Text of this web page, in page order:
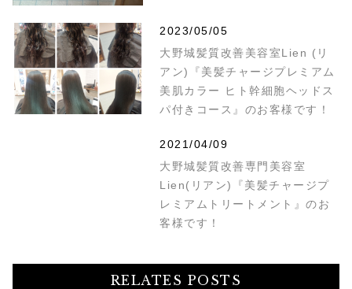
2023/05/05
大野城髪質改善美容室Lien (リ
アン)『美髪チャージプレミアム
美肌カラー ヒト幹細胞ヘッドス
パ付きコース』のお客様です！
2021/04/09
大野城髪質改善専門美容室
Lien(リアン)『美髪チャージプ
レミアムトリートメント』のお
客様です！
RELATES POSTS